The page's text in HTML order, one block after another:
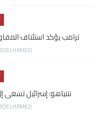
ترامب يؤكد استئناف
نتنياهو: إسرائيل